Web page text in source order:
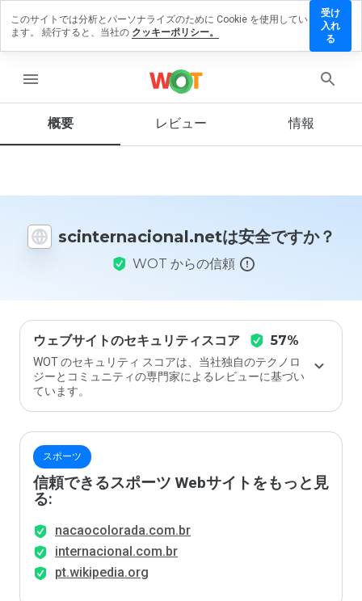
menu
概要 レビュー 情報
scinternacional.netは安全ですか？
WOT からの信頼
ウェブサイトのセキュリティスコア 57%
WOT のセキュリティ スコアは、当社独自のテクノロ
ジーとコミュニティの専門家によるレビューに基づい
ています。
スポーツ
信頼できるスポーツ Webサイトをもっと見
る:
nacaocolorada.com.br
internacional.com.br
pt.wikipedia.org
ーを残す
ウェ
を1
5の
で、
ます
か？
このサイトでは分析とパーソナライズのために Cookie を使用してい
ます。 続行すると、当社の クッキーポリシー。
受け
入れ
る